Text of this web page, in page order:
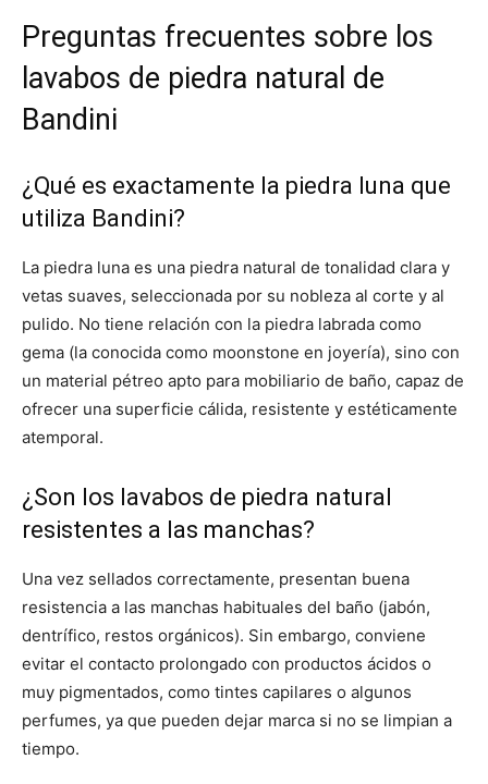
Preguntas frecuentes sobre los
lavabos de piedra natural de
Bandini
¿Qué es exactamente la piedra luna que
utiliza Bandini?
La piedra luna es una piedra natural de tonalidad clara y
vetas suaves, seleccionada por su nobleza al corte y al
pulido. No tiene relación con la piedra labrada como
gema (la conocida como moonstone en joyería), sino con
un material pétreo apto para mobiliario de baño, capaz de
ofrecer una superficie cálida, resistente y estéticamente
atemporal.
¿Son los lavabos de piedra natural
resistentes a las manchas?
Una vez sellados correctamente, presentan buena
resistencia a las manchas habituales del baño (jabón,
dentrífico, restos orgánicos). Sin embargo, conviene
evitar el contacto prolongado con productos ácidos o
muy pigmentados, como tintes capilares o algunos
perfumes, ya que pueden dejar marca si no se limpian a
tiempo.